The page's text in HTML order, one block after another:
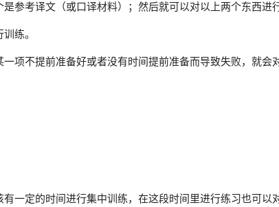
参考译文（或口译材料）；然后就可以对以上两个东西进
练。
项不提前准备好或者没有时间提前准备而导致失败，就会
一定的时间进行集中训练，在这段时间里进行练习也可